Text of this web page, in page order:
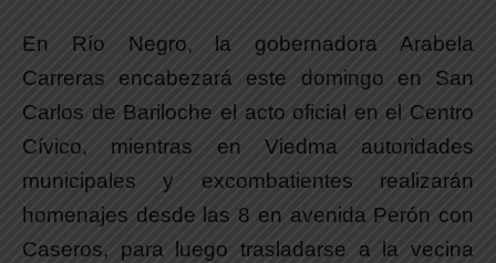
En Río Negro, la gobernadora Arabela
Carreras encabezará este domingo en San
Carlos de Bariloche el acto oficial en el Centro
Cívico, mientras en Viedma autoridades
municipales y excombatientes realizarán
homenajes desde las 8 en avenida Perón con
Caseros, para luego trasladarse a la vecina